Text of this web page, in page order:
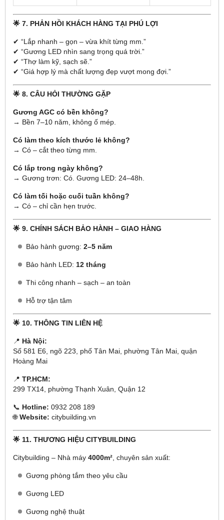
🌟 7. PHẢN HỒI KHÁCH HÀNG TẠI PHÚ LỢI
✔ “Lắp nhanh – gọn – vừa khít từng mm.”
✔ “Gương LED nhìn sang trọng quá trời.”
✔ “Thợ làm kỹ, sạch sẽ.”
✔ “Giá hợp lý mà chất lượng đẹp vượt mong đợi.”
🌟 8. CÂU HỎI THƯỜNG GẶP
Gương AGC có bền không?
→ Bền 7–10 năm, không ố mép.
Có làm theo kích thước lẻ không?
→ Có – cắt theo từng mm.
Có lắp trong ngày không?
→ Gương trơn: Có. Gương LED: 24–48h.
Có làm tối hoặc cuối tuần không?
→ Có – chỉ cần hẹn trước.
🌟 9. CHÍNH SÁCH BẢO HÀNH – GIAO HÀNG
Bảo hành gương: 2–5 năm
Bảo hành LED: 12 tháng
Thi công nhanh – sạch – an toàn
Hỗ trợ tận tâm
🌟 10. THÔNG TIN LIÊN HỆ
📍 Hà Nội:
Số 581 E6, ngõ 223, phố Tân Mai, phường Tân Mai, quận
Hoàng Mai
📍 TP.HCM:
299 TX14, phường Thạnh Xuân, Quận 12
📞 Hotline: 0932 208 189
🌐Website: citybuilding.vn
🌟 11. THƯƠNG HIỆU CITYBUILDING
Citybuilding – Nhà máy 4000m² , chuyên sản xuất:
Gương phòng tắm theo yêu cầu
Gương LED
Gương nghệ thuật